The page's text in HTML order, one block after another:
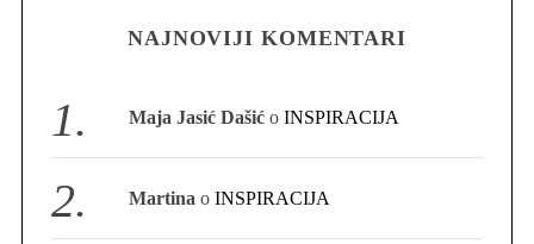
NAJNOVIJI KOMENTARI
Maja Jasić Dašić oINSPIRACIJA
Martina oINSPIRACIJA